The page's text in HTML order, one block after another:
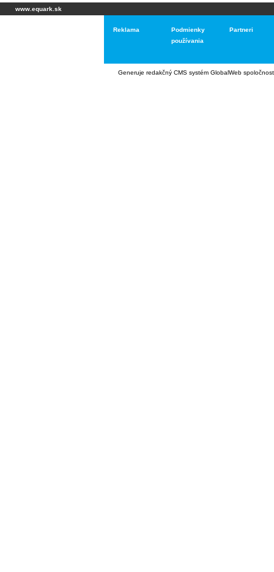
www.equark.sk
Reklama
Podmienky
používania
Partneri
Generuje redakčný CMS systém GlobalWeb